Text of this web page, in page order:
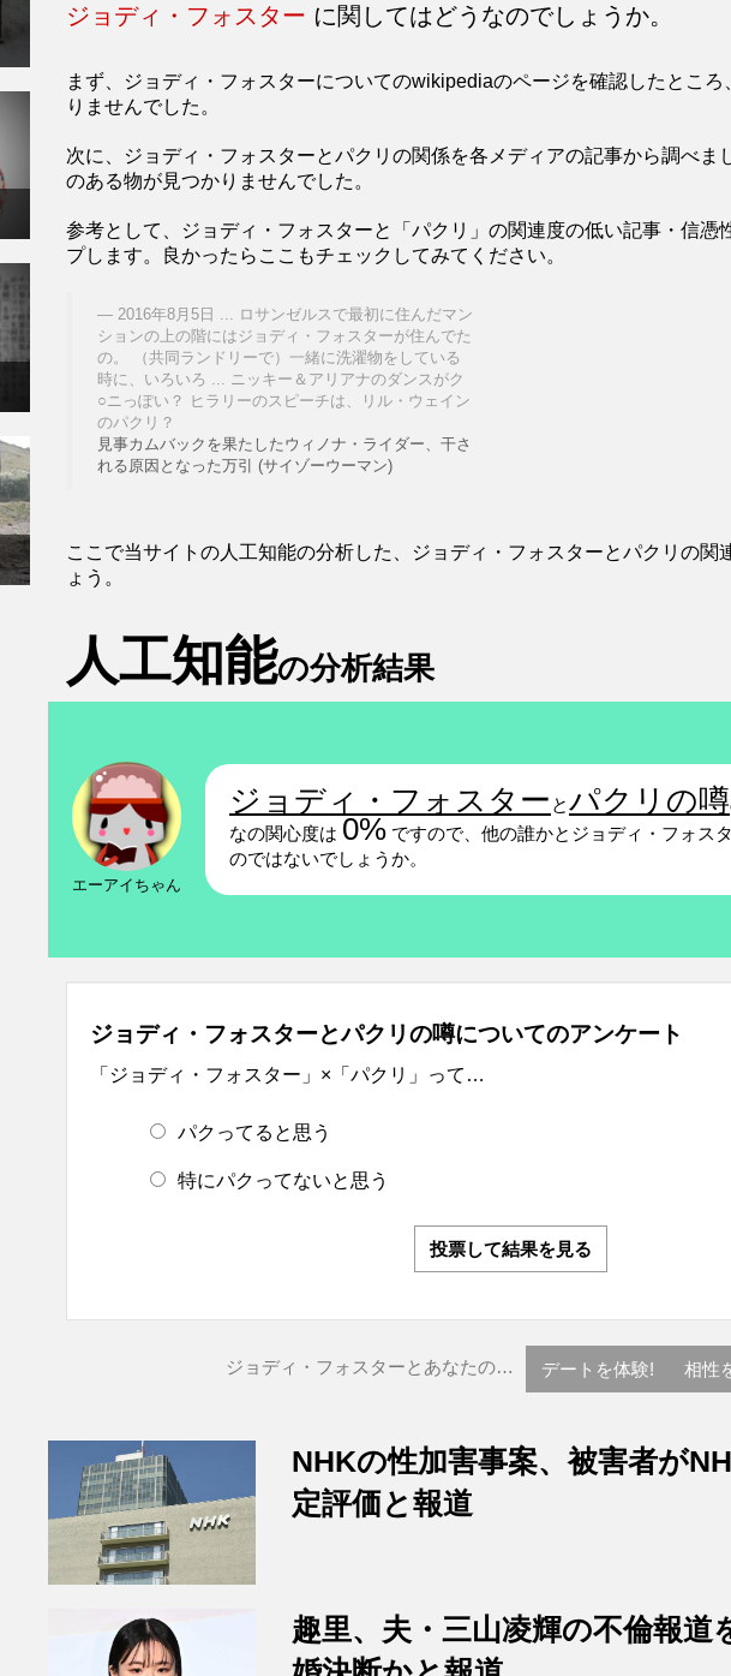
ジョディ・フォスター に関してはどうなのでしょうか。
まず、ジョディ・フォスターについてのwikipediaのページを確認したとこ
りませんでした。
次に、ジョディ・フォスターとパクリの関係を各メディアの記事から調べま
のある物が見つかりませんでした。
参考として、ジョディ・フォスターと「パクリ」の関連度の低い記事・信憑
プします。良かったらここもチェックしてみてください。
2016年8月5日 ... ロサンゼルスで最初に住んだマン
ションの上の階にはジョディ・フォスターが住んでた
の。 （共同ランドリーで）一緒に洗濯物をしている
時に、いろいろ ... ニッキー＆アリアナのダンスがク
○ニっぽい？ ヒラリーのスピーチは、リル・ウェイン
のパクリ？
見事カムバックを果たしたウィノナ・ライダー、干さ
れる原因となった万引 (サイゾーウーマン)
ここで当サイトの人工知能の分析した、ジョディ・フォスターとパクリの関
ょう。
人工知能の分析結果
エーアイちゃん
ジョディ・フォスター とパクリの噂
なの関心度は 0% ですので、他の誰かとジョディ・フォス
のではないでしょうか。
ジョディ・フォスターとパクリの噂についてのアンケート
「ジョディ・フォスター」×「パクリ」って…
パクってると思う
特にパクってないと思う
投票して結果を見る
ジョディ・フォスターとあなたの… デートを体験! 相性
NHKの性加害事案、被害者が
定評価と報道
趣里、夫・三山凌輝の不倫報道